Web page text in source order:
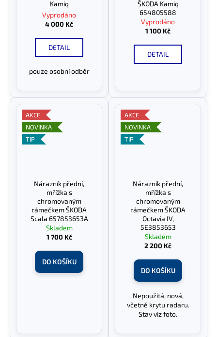
Kamiq
Vyprodáno
4 000 Kč
DETAIL
pouze osobní odběr
ŠKODA Kamiq
654805588
Vyprodáno
1 100 Kč
DETAIL
AKCE
NOVINKA
TIP
Nárazník přední,
mřížka s
chromovaným
rámečkem ŠKODA
Scala 657853653A
Skladem
1 700 Kč
DO KOŠÍKU
AKCE
NOVINKA
TIP
Nárazník přední,
mřížka s
chromovaným
rámečkem ŠKODA
Octavia IV,
5E3853653
Skladem
2 200 Kč
DO KOŠÍKU
Nepoužitá, nová,
včetně krytu radaru.
Stav viz foto.